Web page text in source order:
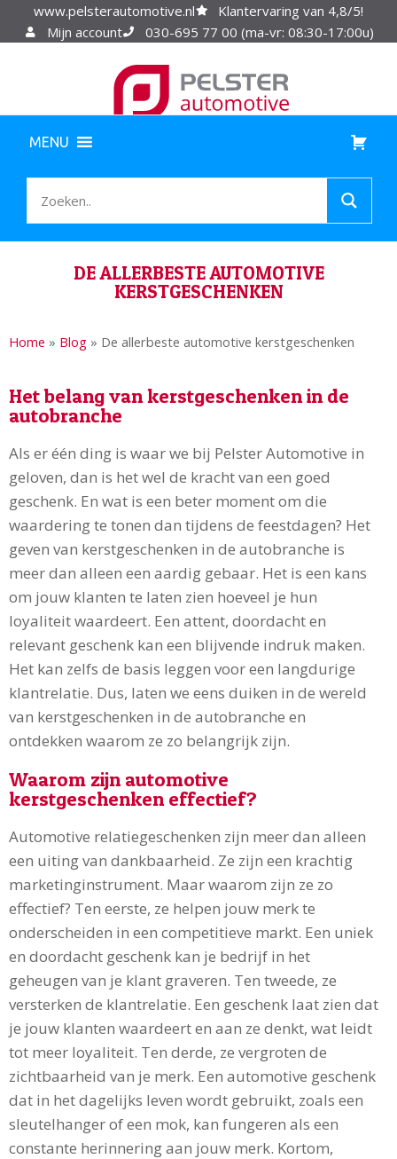
www.pelsterautomotive.nl
Klantervaring van 4,8/5!
Mijn account
030-695 77 00 (ma-vr: 08:30-17:00u)
MENU
DE ALLERBESTE AUTOMOTIVE
KERSTGESCHENKEN
Home » Blog » De allerbeste automotive kerstgeschenken
Het belang van kerstgeschenken in de
autobranche
Als er één ding is waar we bij Pelster Automotive in
geloven, dan is het wel de kracht van een goed
geschenk. En wat is een beter moment om die
waardering te tonen dan tijdens de feestdagen? Het
geven van kerstgeschenken in de autobranche is
meer dan alleen een aardig gebaar. Het is een kans
om jouw klanten te laten zien hoeveel je hun
loyaliteit waardeert. Een attent, doordacht en
relevant geschenk kan een blijvende indruk maken.
Het kan zelfs de basis leggen voor een langdurige
klantrelatie. Dus, laten we eens duiken in de wereld
van kerstgeschenken in de autobranche en
ontdekken waarom ze zo belangrijk zijn.
Waarom zijn automotive
kerstgeschenken effectief?
Automotive relatiegeschenken zijn meer dan alleen
een uiting van dankbaarheid. Ze zijn een krachtig
marketinginstrument. Maar waarom zijn ze zo
effectief? Ten eerste, ze helpen jouw merk te
onderscheiden in een competitieve markt. Een uniek
en doordacht geschenk kan je bedrijf in het
geheugen van je klant graveren. Ten tweede, ze
versterken de klantrelatie. Een geschenk laat zien dat
je jouw klanten waardeert en aan ze denkt, wat leidt
tot meer loyaliteit. Ten derde, ze vergroten de
zichtbaarheid van je merk. Een automotive geschenk
dat in het dagelijks leven wordt gebruikt, zoals een
sleutelhanger of een mok, kan fungeren als een
constante herinnering aan jouw merk. Kortom,